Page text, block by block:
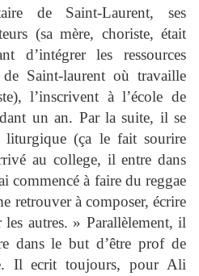
de Saint-Laurent, ses
(sa mère, choriste, était
d’intégrer les ressources
Saint-laurent où travaille
l’inscrivent à l’école de
un an. Par la suite, il se
liturgique (ça le fait sourire
au college, il entre dans
commencé à faire du reggae
retrouver à composer, écrire
autres. » Parallèlement, il
dans le but d’être prof de
Il ecrit toujours, pour Ali